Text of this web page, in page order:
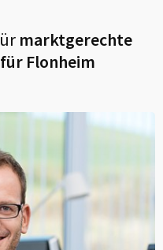
marktgerechte
Flonheim